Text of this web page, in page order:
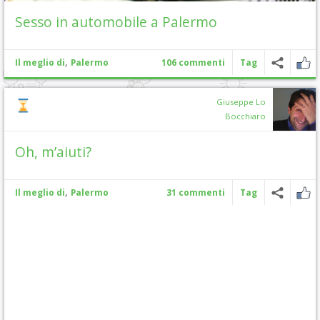
Sesso in automobile a Palermo
Il meglio di, Palermo 106 commenti Tag
Giuseppe Lo
Bocchiaro
Oh, m’aiuti?
Il meglio di, Palermo 31 commenti Tag